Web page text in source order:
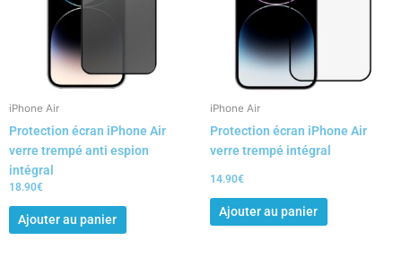
iPhone Air
Protection écran iPhone Air
verre trempé anti espion
intégral
18.90€
Ajouter au panier
iPhone Air
Protection écran iPhone Air
verre trempé intégral
14.90€
Ajouter au panier